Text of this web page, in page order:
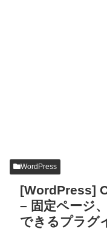
WordPress
[WordPress]
– 固定ページ
できるプラグ